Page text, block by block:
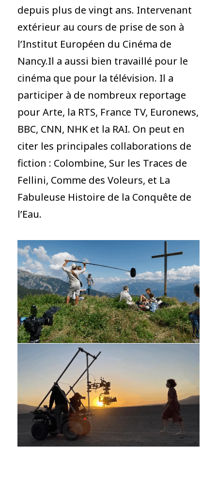
depuis plus de vingt ans. Intervenant
extérieur au cours de prise de son à
l’Institut Européen du Cinéma de
Nancy.Il a aussi bien travaillé pour le
cinéma que pour la télévision. Il a
participer à de nombreux reportage
pour Arte, la RTS, France TV, Euronews,
BBC, CNN, NHK et la RAI. On peut en
citer les principales collaborations de
fiction : Colombine, Sur les Traces de
Fellini, Comme des Voleurs, et La
Fabuleuse Histoire de la Conquête de
l’Eau.